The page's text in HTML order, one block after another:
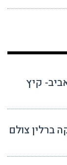
קיץ
למקה ברלין צולם